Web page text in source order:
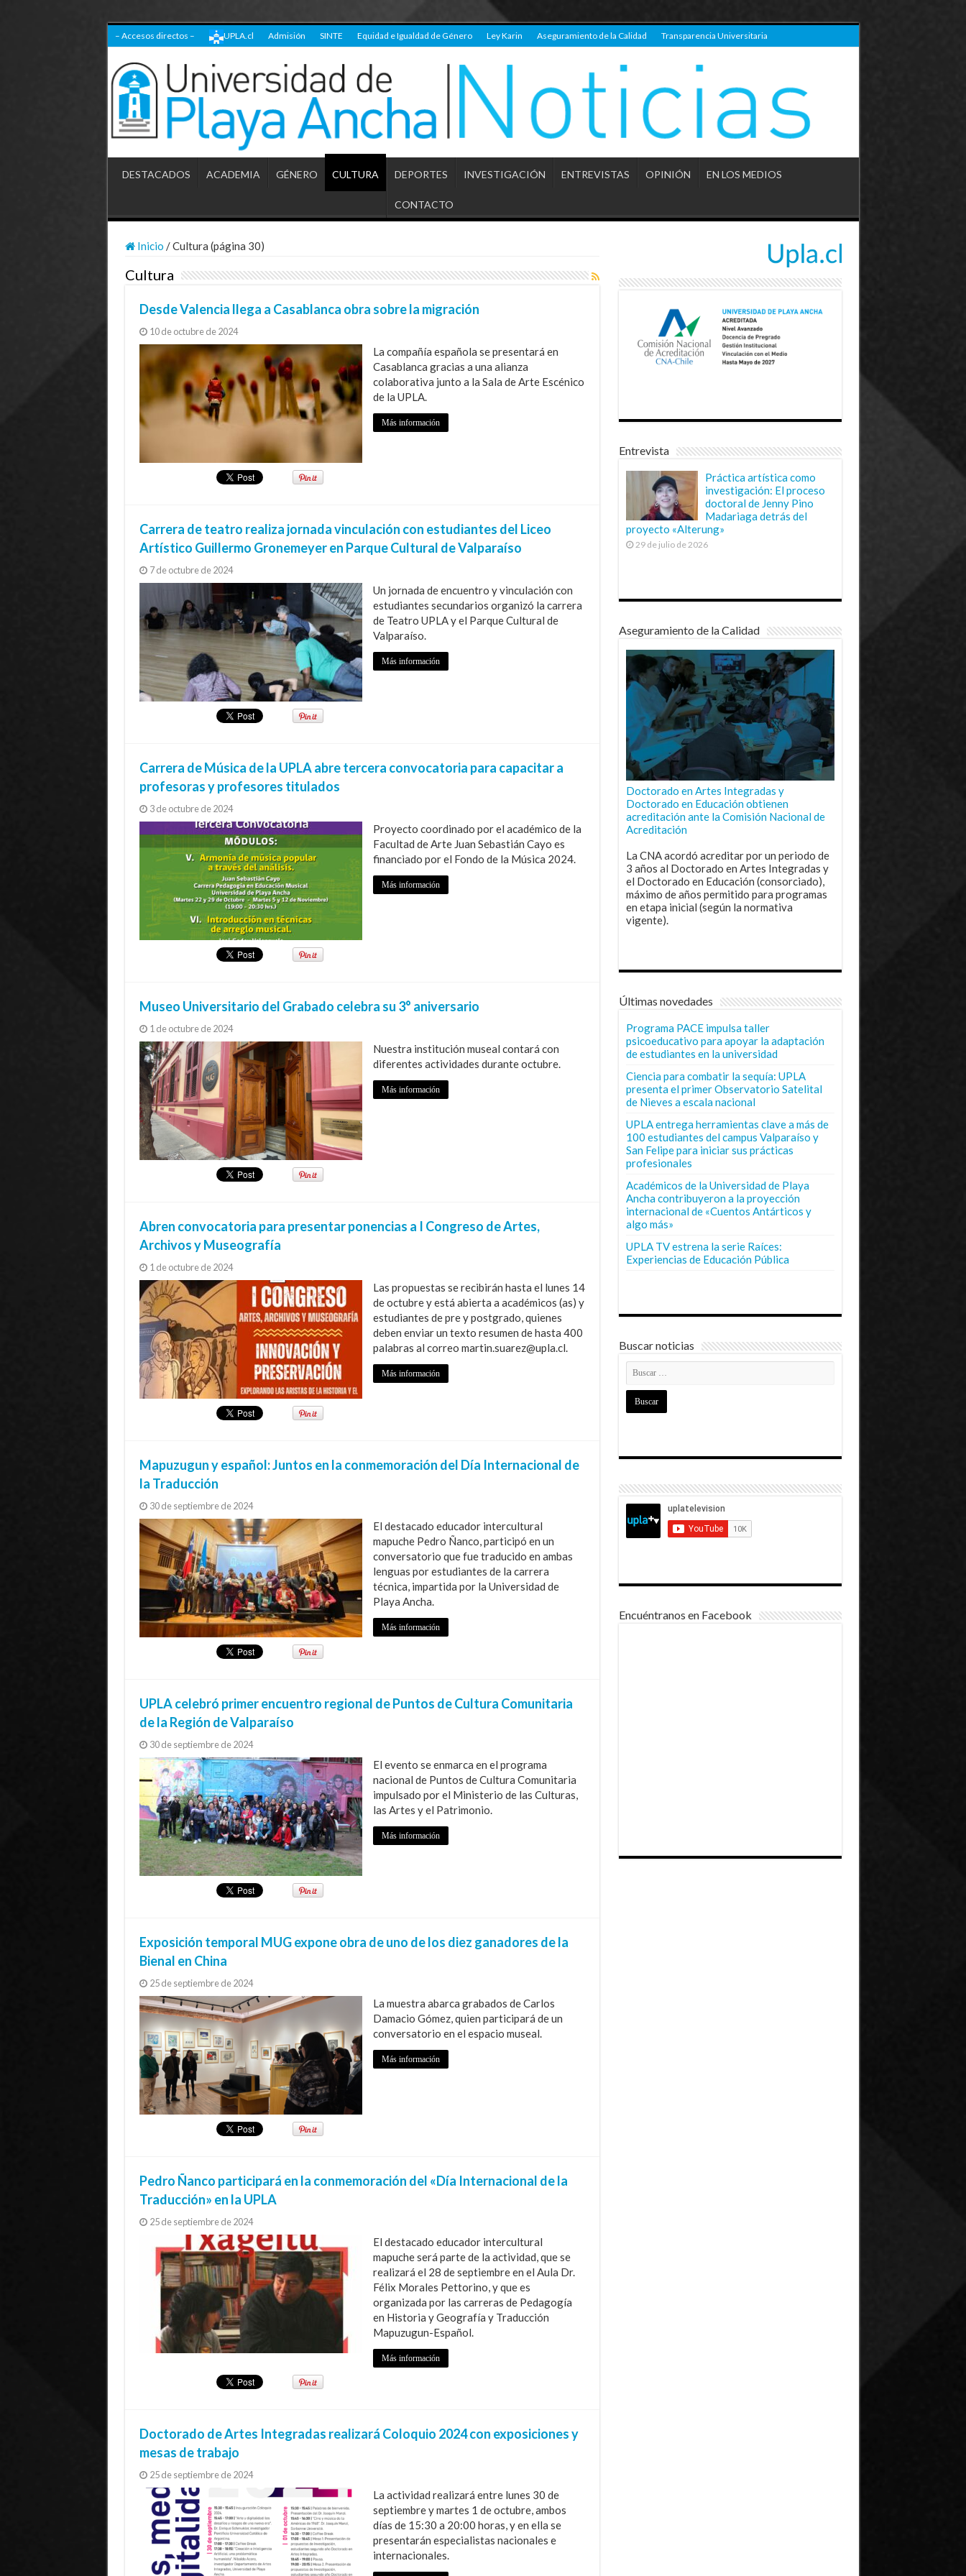
– Accesos directos – UPLA.cl Admisión SINTE Equidad e Igualdad de Género Ley Karin Aseguramiento de la Calidad Transparencia Universitaria
DESTACADOS ACADEMIA GÉNERO CULTURA DEPORTES INVESTIGACIÓN ENTREVISTAS OPINIÓN EN LOS MEDIOS
CONTACTO
Inicio /Cultura (página 30)
Cultura
Desde Valencia llega a Casablanca obra sobre la migración
10 de octubre de 2024
La compañía española se presentará en
Casablanca gracias a una alianza
colaborativa junto a la Sala de Arte Escénico
de la UPLA.
Más información
Carrera de teatro realiza jornada vinculación con estudiantes del Liceo
Artístico Guillermo Gronemeyer en Parque Cultural de Valparaíso
7 de octubre de 2024
Un jornada de encuentro y vinculación con
estudiantes secundarios organizó la carrera
de Teatro UPLA y el Parque Cultural de
Valparaíso.
Más información
Carrera de Música de la UPLA abre tercera convocatoria para capacitar a
profesoras y profesores titulados
3 de octubre de 2024
Proyecto coordinado por el académico de la
Facultad de Arte Juan Sebastián Cayo es
financiado por el Fondo de la Música 2024.
Más información
Museo Universitario del Grabado celebra su 3° aniversario
1 de octubre de 2024
Nuestra institución museal contará con
diferentes actividades durante octubre.
Más información
Abren convocatoria para presentar ponencias a I Congreso de Artes,
Archivos y Museografía
1 de octubre de 2024
Las propuestas se recibirán hasta el lunes 14
de octubre y está abierta a académicos (as) y
estudiantes de pre y postgrado, quienes
deben enviar un texto resumen de hasta 400
palabras al correo martin.suarez@upla.cl.
Más información
Mapuzugun y español: Juntos en la conmemoración del Día Internacional de
la Traducción
30 de septiembre de 2024
El destacado educador intercultural
mapuche Pedro Ñanco, participó en un
conversatorio que fue traducido en ambas
lenguas por estudiantes de la carrera
técnica, impartida por la Universidad de
Playa Ancha.
Más información
UPLA celebró primer encuentro regional de Puntos de Cultura Comunitaria
de la Región de Valparaíso
30 de septiembre de 2024
El evento se enmarca en el programa
nacional de Puntos de Cultura Comunitaria
impulsado por el Ministerio de las Culturas,
las Artes y el Patrimonio.
Más información
Exposición temporal MUG expone obra de uno de los diez ganadores de la
Bienal en China
25 de septiembre de 2024
La muestra abarca grabados de Carlos
Damacio Gómez, quien participará de un
conversatorio en el espacio museal.
Más información
Pedro Ñanco participará en la conmemoración del «Día Internacional de la
Traducción» en la UPLA
25 de septiembre de 2024
El destacado educador intercultural
mapuche será parte de la actividad, que se
realizará el 28 de septiembre en el Aula Dr.
Félix Morales Pettorino, y que es
organizada por las carreras de Pedagogía
en Historia y Geografía y Traducción
Mapuzugun-Español.
Más información
Doctorado de Artes Integradas realizará Coloquio 2024 con exposiciones y
mesas de trabajo
25 de septiembre de 2024
La actividad realizará entre lunes 30 de
septiembre y martes 1 de octubre, ambos
días de 15:30 a 20:00 horas, y en ella se
presentarán especialistas nacionales e
internacionales.
Entrevista
Práctica artística como
investigación: El proceso
doctoral de Jenny Pino
Madariaga detrás del
proyecto «Alterung»
29 de julio de 2026
Aseguramiento de la Calidad
Doctorado en Artes Integradas y
Doctorado en Educación obtienen
acreditación ante la Comisión Nacional de
Acreditación
La CNA acordó acreditar por un periodo de
3 años al Doctorado en Artes Integradas y
el Doctorado en Educación (consorciado),
máximo de años permitido para programas
en etapa inicial (según la normativa
vigente).
Últimas novedades
Programa PACE impulsa taller
psicoeducativo para apoyar la adaptación
de estudiantes en la universidad
Ciencia para combatir la sequía: UPLA
presenta el primer Observatorio Satelital
de Nieves a escala nacional
UPLA entrega herramientas clave a más de
100 estudiantes del campus Valparaíso y
San Felipe para iniciar sus prácticas
profesionales
Académicos de la Universidad de Playa
Ancha contribuyeron a la proyección
internacional de «Cuentos Antárticos y
algo más»
UPLA TV estrena la serie Raíces:
Experiencias de Educación Pública
Buscar noticias
Encuéntranos en Facebook